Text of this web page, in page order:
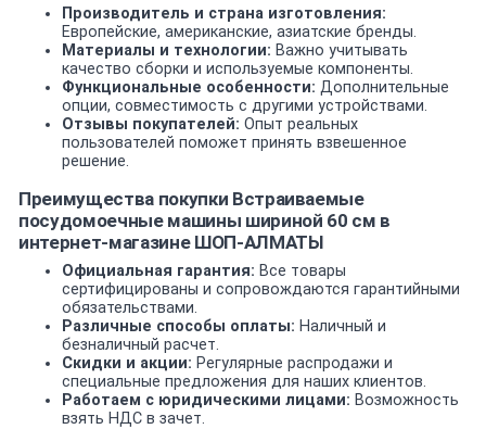
Производитель и страна изготовления:
Европейские, американские, азиатские бренды.
Материалы и технологии: Важно учитывать
качество сборки и используемые компоненты.
Функциональные особенности: Дополнительные
опции, совместимость с другими устройствами.
Отзывы покупателей: Опыт реальных
пользователей поможет принять взвешенное
решение.
Преимущества покупки Встраиваемые
посудомоечные машины шириной 60 см в
интернет-магазине ШОП-АЛМАТЫ
Официальная гарантия: Все товары
сертифицированы и сопровождаются гарантийными
обязательствами.
Различные способы оплаты: Наличный и
безналичный расчет.
Скидки и акции: Регулярные распродажи и
специальные предложения для наших клиентов.
Работаем с юридическими лицами: Возможность
взять НДС в зачет.